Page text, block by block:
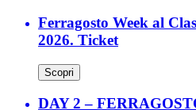
Ferragosto Week al
2026. Ticket
Scopri
DAY 2 –